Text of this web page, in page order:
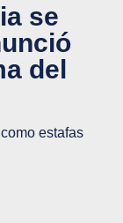
se
del
estafas